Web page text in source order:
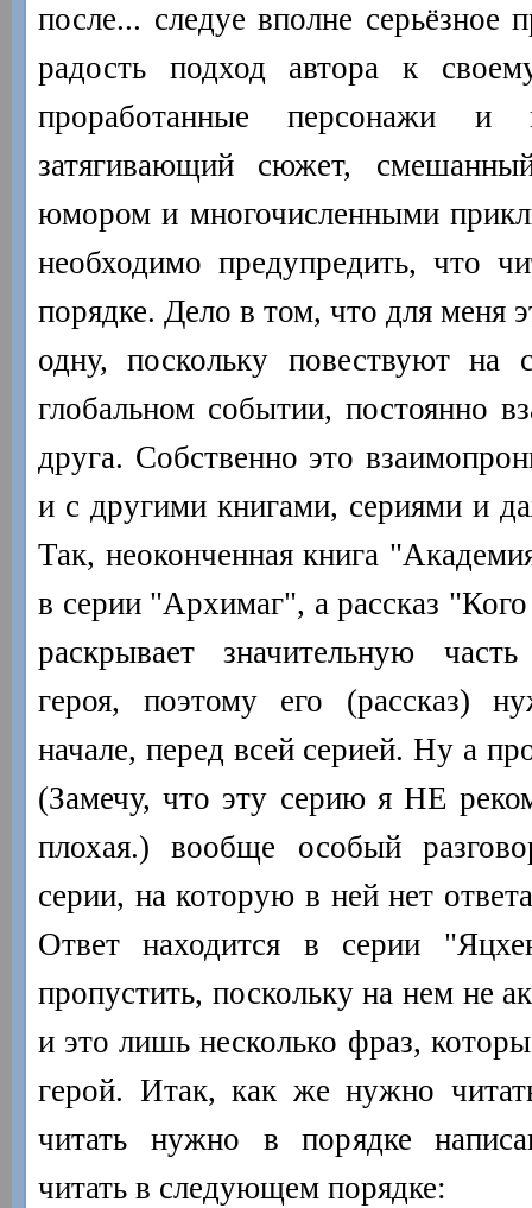
после... следуе вполне серьёзное
радость подход автора к
проработанные персонажи
затягивающий сюжет,
юмором и многочисленными
необходимо предупредить, что
порядке. Дело в том, что для меня
одну, поскольку повествуют
глобальном событии, постоянно
друга. Собственно это
и с другими книгами, сериями и
Так, неоконченная книга
в серии "Архимаг", а рассказ
раскрывает значительную
героя, поэтому его (рассказ)
начале, перед всей серией. Ну а
(Замечу, что эту серию я НЕ
плохая.) вообще особый
серии, на которую в ней нет
Ответ находится в серии
пропустить, поскольку на нем не
и это лишь несколько фраз,
герой. Итак, как же нужно
читать нужно в порядке
читать в следующем порядке: